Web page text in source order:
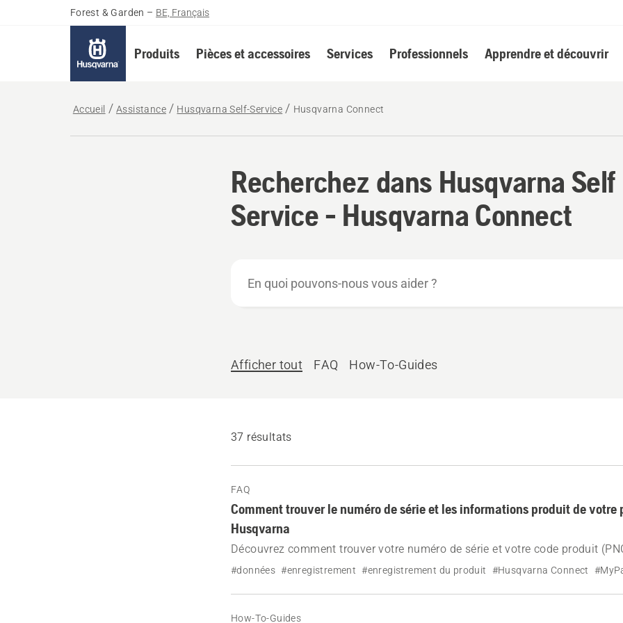
Forest & Garden – BE, Français
Produits Pièces et accessoires Services Professionnels Apprendre et découvrir
Accueil Assistance Husqvarna Self-Service Husqvarna Connect
Recherchez dans Husqvarna Self
Service - Husqvarna Connect
quoi
aider ?
Afficher tout FAQ How-To-Guides
37 résultats
FAQ
Comment trouver le numéro de série et les informations produit de votre
Husqvarna
Découvrez comment trouver votre numéro de série et votre code produit
où trouver l'étiquette et comment l'utiliser pour trouver des pièces, des
#données #enregistrement #enregistrement du produit #Husqvarna Connect
How-To-Guides